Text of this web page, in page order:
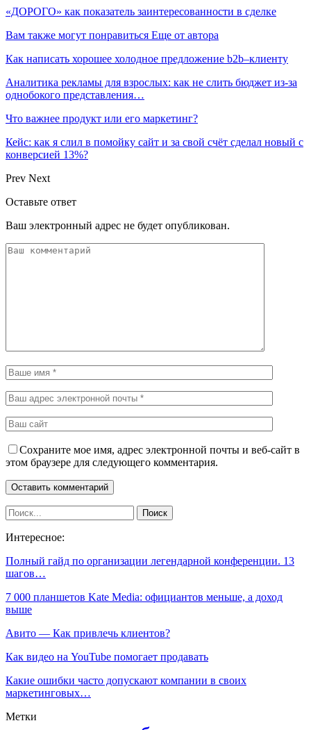
​«ДОРОГО» как показатель заинтересованности в сделке
Вам также могут понравиться Еще от автора
Как написать хорошее холодное предложение b2b–клиенту
Аналитика рекламы для взрослых: как не слить бюджет из-за
однобокого представления…
Что важнее продукт или его маркетинг?
Кейс: как я слил в помойку сайт и за свой счёт сделал новый с
конверсией 13%?
Prev Next
Оставьте ответ
Ваш электронный адрес не будет опубликован.
Сохраните мое имя, адрес электронной почты и веб-сайт в
этом браузере для следующего комментария.
Интересное:
Полный гайд по организации легендарной конференции. 13
шагов…
7 000 планшетов Kate Media: официантов меньше, а доход
выше
Авито — Как привлечь клиентов?
Как видео на YouTube помогает продавать
Какие ошибки часто допускают компании в своих
маркетинговых…
Метки